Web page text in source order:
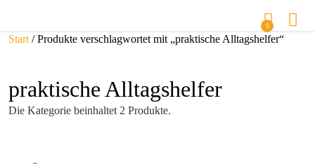
0
Start / Produkte verschlagwortet mit „praktische Alltagshelfer“
praktische Alltagshelfer
Die Kategorie beinhaltet 2 Produkte.